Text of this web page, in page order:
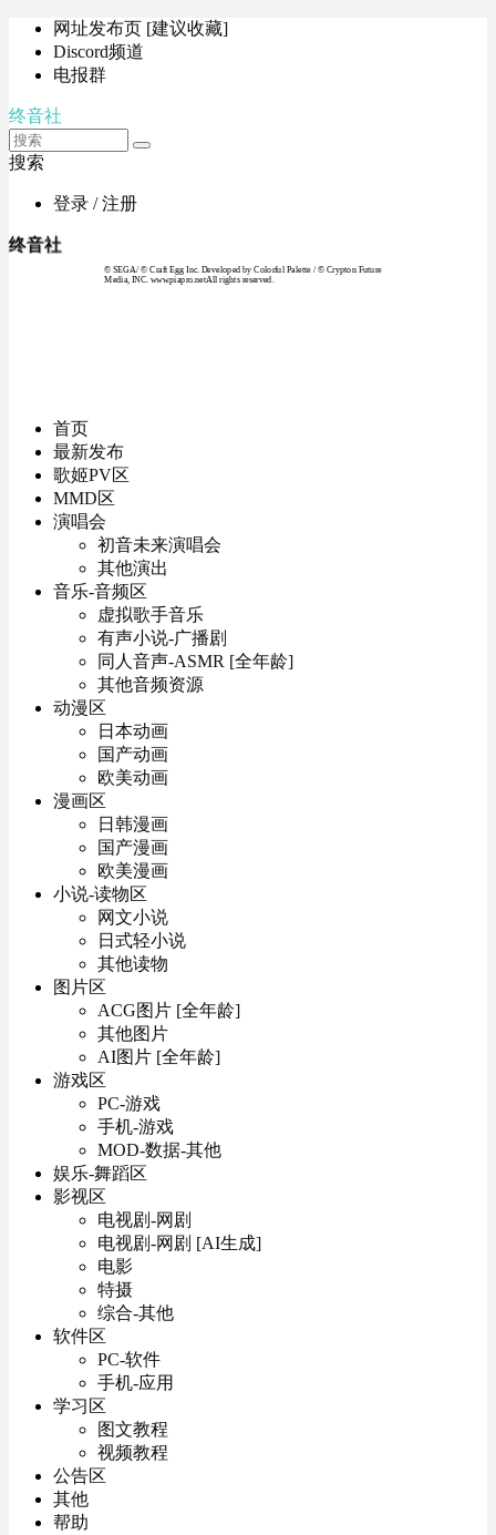
网址发布页 [建议收藏]
Discord频道
电报群
终音社
搜索
登录 / 注册
终音社
© SEGA / © Craft Egg Inc. Developed by Colorful Palette / © Crypton Future
Media, INC. www.piapro.netAll rights reserved.
首页
最新发布
歌姬PV区
MMD区
演唱会
初音未来演唱会
其他演出
音乐-音频区
虚拟歌手音乐
有声小说-广播剧
同人音声-ASMR [全年龄]
其他音频资源
动漫区
日本动画
国产动画
欧美动画
漫画区
日韩漫画
国产漫画
欧美漫画
小说-读物区
网文小说
日式轻小说
其他读物
图片区
ACG图片 [全年龄]
其他图片
AI图片 [全年龄]
游戏区
PC-游戏
手机-游戏
MOD-数据-其他
娱乐-舞蹈区
影视区
电视剧-网剧
电视剧-网剧 [AI生成]
电影
特摄
综合-其他
软件区
PC-软件
手机-应用
学习区
图文教程
视频教程
公告区
其他
帮助